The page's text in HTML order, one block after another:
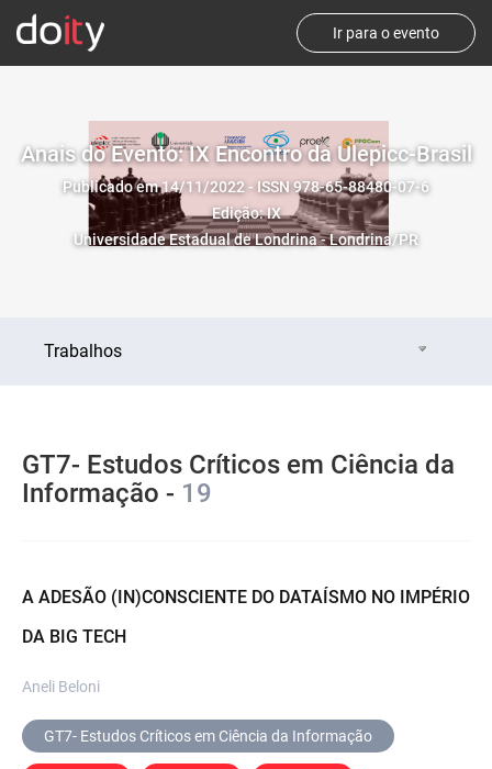
Ir para o evento
Anais do Evento: IX Encontro da Ulepicc-Brasil
Publicado em 14/11/2022 - ISSN 978-65-88480-07-6
Edição: IX
Universidade Estadual de Londrina - Londrina/PR
Trabalhos
GT7- Estudos Críticos em Ciência da
Informação - 19
A ADESÃO (IN)CONSCIENTE DO DATAÍSMO NO IMPÉRIO
DA BIG TECH
Aneli Beloni
GT7- Estudos Críticos em Ciência da Informação